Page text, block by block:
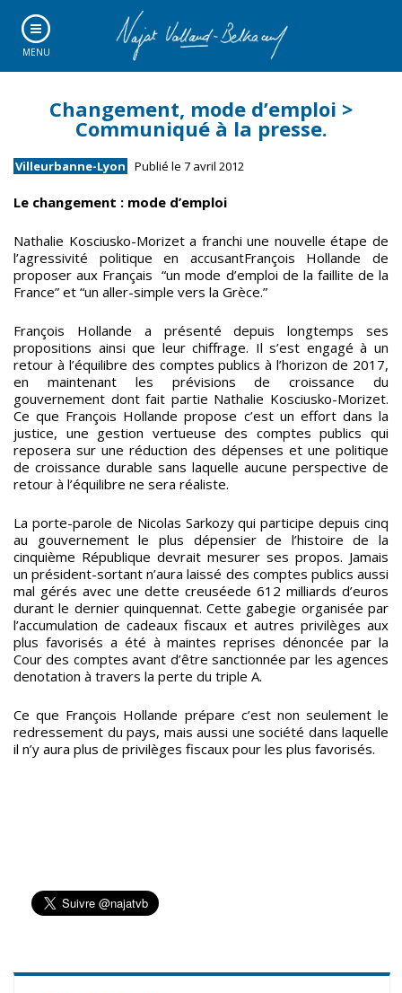
MENU
Changement, mode d’emploi >
Communiqué à la presse.
Villeurbanne-Lyon Publié le 7 avril 2012
Le changement : mode d’emploi
Nathalie Kosciusko-Morizet a franchi une nouvelle étape de
l’agressivité politique en accusantFrançois Hollande de
proposer aux Français “un mode d’emploi de la faillite de la
France” et “un aller-simple vers la Grèce.”
François Hollande a présenté depuis longtemps ses
propositions ainsi que leur chiffrage. Il s’est engagé à un
retour à l’équilibre des comptes publics à l’horizon de 2017,
en maintenant les prévisions de croissance du
gouvernement dont fait partie Nathalie Kosciusko-Morizet.
Ce que François Hollande propose c’est un effort dans la
justice, une gestion vertueuse des comptes publics qui
reposera sur une réduction des dépenses et une politique
de croissance durable sans laquelle aucune perspective de
retour à l’équilibre ne sera réaliste.
La porte-parole de Nicolas Sarkozy qui participe depuis cinq
au gouvernement le plus dépensier de l’histoire de la
cinquième République devrait mesurer ses propos. Jamais
un président-sortant n’aura laissé des comptes publics aussi
mal gérés avec une dette creuséede 612 milliards d’euros
durant le dernier quinquennat. Cette gabegie organisée par
l’accumulation de cadeaux fiscaux et autres privilèges aux
plus favorisés a été à maintes reprises dénoncée par la
Cour des comptes avant d’être sanctionnée par les agences
denotation à travers la perte du triple A.
Ce que François Hollande prépare c’est non seulement le
redressement du pays, mais aussi une société dans laquelle
il n’y aura plus de privilèges fiscaux pour les plus favorisés.